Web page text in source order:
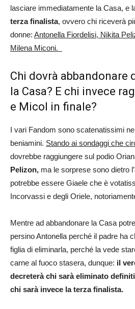
lasciare immediatamente la Casa, e
terza finalista, ovvero chi riceverà
donne: Antonella Fiordelisi, Nikita
Milena Miconi.
Chi dovrà abbandonare
la Casa? E chi invece
e Micol in finale?
I vari Fandom sono scatenatissimi
beniamini. Stando ai sondaggi che
dovrebbe raggiungere sul podio
Pelizon, ma le sorprese sono dietro
potrebbe essere Giaele che è
Incorvassi e degli Oriele,
Mentre ad abbandonare la Casa
persino Antonella perché il padre ha
figlia di eliminarla, perché la vede
carne al fuoco stasera, dunque: il
decreterà chi sarà eliminato
chi sarà invece la terza finalista.